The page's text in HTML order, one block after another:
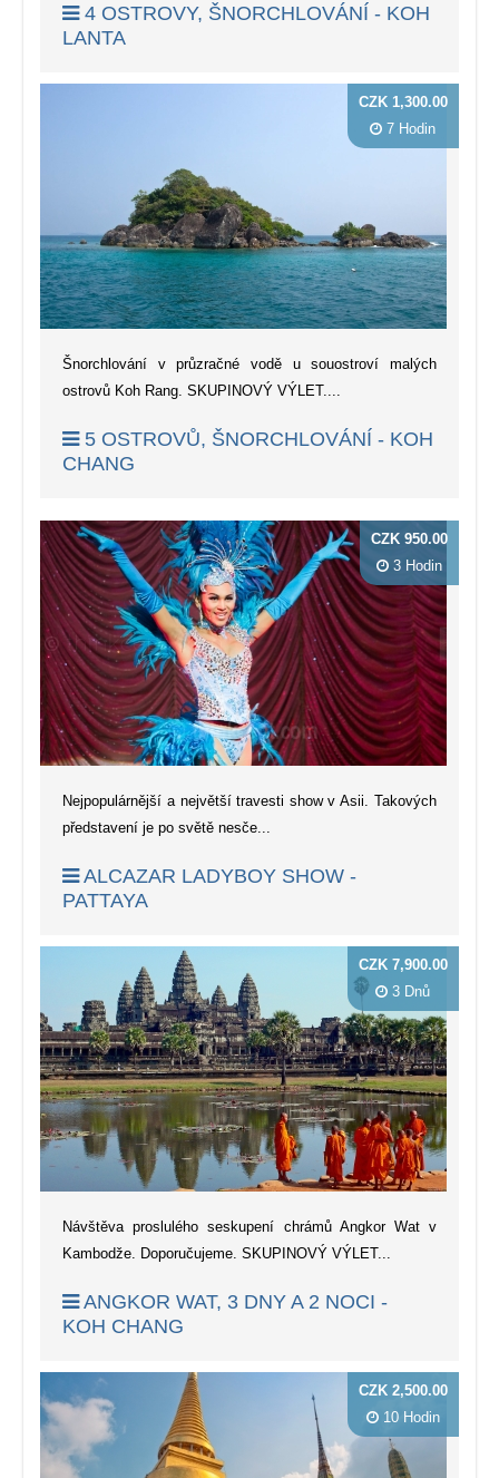
4 OSTROVY, ŠNORCHLOVÁNÍ - KOH
LANTA
Šnorchlování v průzračné vodě u souostroví malých
ostrovů Koh Rang. SKUPINOVÝ VÝLET....
5 OSTROVŮ, ŠNORCHLOVÁNÍ - KOH
CHANG
CZK 1,300.00
7 Hodin
Nejpopulárnější a největší travesti show v Asii. Takových
představení je po světě nesče...
ALCAZAR LADYBOY SHOW -
PATTAYA
CZK 950.00
3 Hodin
Návštěva proslulého seskupení chrámů Angkor Wat v
Kambodže. Doporučujeme. SKUPINOVÝ VÝLET...
ANGKOR WAT, 3 DNY A 2 NOCI -
KOH CHANG
CZK 7,900.00
3 Dnů
CZK 2,500.00
10 Hodin